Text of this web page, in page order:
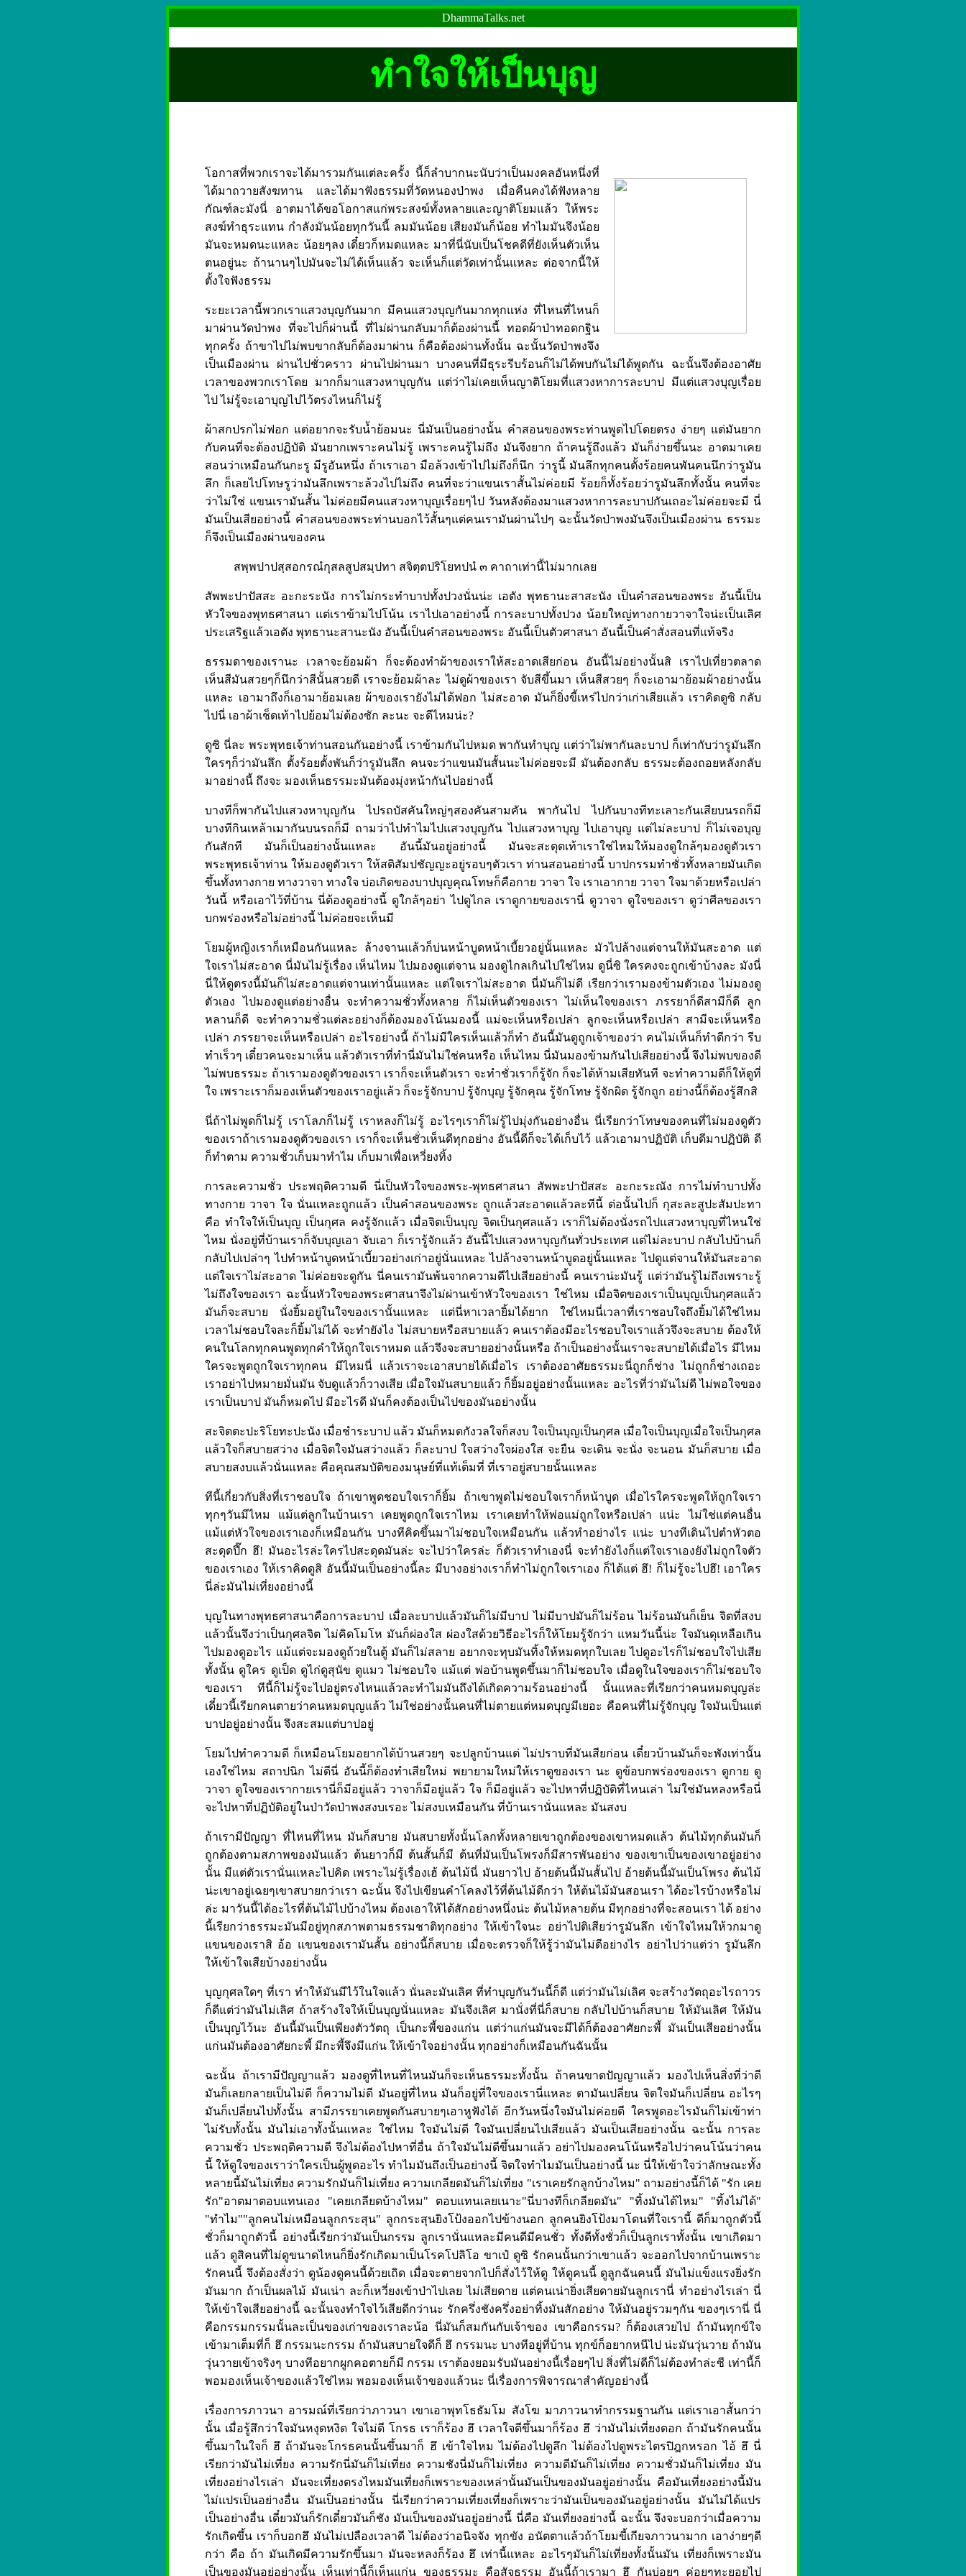
DhammaTalks.net
ทำใจให้เป็นบุญ
โอกาสที่พวกเราจะได้มารวมกันแต่ละครั้ง นี้ก็ลำบากนะนับว่าเป็นมงคลอันหนึ่งที่
ได้มาถวายสังฆทาน และได้มาฟังธรรมที่วัดหนองป่าพง เมื่อคืนคงได้ฟังหลาย
กัณฑ์ละมังนี่ อาตมาได้ขอโอกาสแก่พระสงฆ์ทั้งหลายและญาติโยมแล้ว ให้พระ
สงฆ์ทำธุระแทน กำลังมันน้อยทุกวันนี้ ลมมันน้อย เสียงมันก็น้อย ทำไมมันจึงน้อย
มันจะหมดนะแหละ น้อยๆลง เดี๋ยวก็หมดแหละ มาที่นี่นับเป็นโชคดีที่ยังเห็นตัวเห็น
ตนอยู่นะ ถ้านานๆไปมันจะไม่ได้เห็นแล้ว จะเห็นก็แต่วัดเท่านั้นแหละ ต่อจากนี้ให้
ตั้งใจฟังธรรม
ระยะเวลานี้พวกเราแสวงบุญกันมาก มีคนแสวงบุญกันมากทุกแห่ง ที่ไหนที่ไหนก็
มาผ่านวัดป่าพง ที่จะไปก็ผ่านนี้ ที่ไม่ผ่านกลับมาก็ต้องผ่านนี้ ทอดผ้าป่าทอดกฐิน
ทุกครั้ง ถ้าขาไปไม่พบขากลับก็ต้องมาผ่าน ก็คือต้องผ่านทั้งนั้น ฉะนั้นวัดป่าพงจึง
เป็นเมืองผ่าน ผ่านไปชั่วคราว ผ่านไปผ่านมา บางคนที่มีธุระรีบร้อนก็ไม่ได้พบกันไม่ได้พูดกัน ฉะนั้นจึงต้องอาศัย
เวลาของพวกเราโดย มากก็มาแสวงหาบุญกัน แต่ว่าไม่เคยเห็นญาติโยมที่แสวงหาการละบาป มีแต่แสวงบุญเรื่อย
ไป ไม่รู้จะเอาบุญไปไว้ตรงไหนก็ไม่รู้
ผ้าสกปรกไม่ฟอก แต่อยากจะรับน้ำย้อมนะ นี่มันเป็นอย่างนั้น คำสอนของพระท่านพูดไปโดยตรง ง่ายๆ แต่มันยาก
กับคนที่จะต้องปฏิบัติ มันยากเพราะคนไม่รู้ เพราะคนรู้ไม่ถึง มันจึงยาก ถ้าคนรู้ถึงแล้ว มันก็ง่ายขึ้นนะ อาตมาเคย
สอนว่าเหมือนกันกะรู มีรูอันหนึ่ง ถ้าเราเอา มือล้วงเข้าไปไม่ถึงก็นึก ว่ารูนี้ มันลึกทุกคนตั้งร้อยคนพันคนนึกว่ารูมัน
ลึก ก็เลยไปโทษรูว่ามันลึกเพราะล้วงไปไม่ถึง คนที่จะว่าแขนเราสั้นไม่ค่อยมี ร้อยก็ทั้งร้อยว่ารูมันลึกทั้งนั้น คนที่จะ
ว่าไม่ใช่ แขนเรามันสั้น ไม่ค่อยมีคนแสวงหาบุญเรื่อยๆไป วันหลังต้องมาแสวงหาการละบาปกันเถอะไม่ค่อยจะมี นี่
มันเป็นเสียอย่างนี้ คำสอนของพระท่านบอกไว้สั้นๆแต่คนเรามันผ่านไปๆ ฉะนั้นวัดป่าพงมันจึงเป็นเมืองผ่าน ธรรมะ
ก็จึงเป็นเมืองผ่านของคน
สพฺพปาปสฺสอกรณํกุสลสูปสมฺปทา สจิตฺตปริโยทปนํ ๓ คาถาเท่านี้ไม่มากเลย
สัพพะปาปัสสะ อะกะระนัง การไม่กระทำบาปทั้งปวงนั่นน่ะ เอตัง พุทธานะสาสะนัง เป็นคำสอนของพระ อันนี้เป็น
หัวใจของพุทธศาสนา แต่เราข้ามไปโน้น เราไปเอาอย่างนี้ การละบาปทั้งปวง น้อยใหญ่ทางกายวาจาใจน่ะเป็นเลิศ
ประเสริฐแล้วเอตัง พุทธานะสานะนัง อันนี้เป็นคำสอนของพระ อันนี้เป็นตัวศาสนา อันนี้เป็นคำสั่งสอนที่แท้จริง
ธรรมดาของเรานะ เวลาจะย้อมผ้า ก็จะต้องทำผ้าของเราให้สะอาดเสียก่อน อันนี้ไม่อย่างนั้นสิ เราไปเที่ยวตลาด
เห็นสีมันสวยๆก็นึกว่าสีนั้นสวยดี เราจะย้อมผ้าละ ไม่ดูผ้าของเรา จับสีขึ้นมา เห็นสีสวยๆ ก็จะเอามาย้อมผ้าอย่างนั้น
แหละ เอามาถึงก็เอามาย้อมเลย ผ้าของเรายังไม่ได้ฟอก ไม่สะอาด มันก็ยิ่งขี้เหร่ไปกว่าเก่าเสียแล้ว เราคิดดูซิ กลับ
ไปนี่ เอาผ้าเช็ดเท้าไปย้อมไม่ต้องซัก ละนะ จะดีไหมน่ะ?
ดูซิ นี่ละ พระพุทธเจ้าท่านสอนกันอย่างนี้ เราข้ามกันไปหมด พากันทำบุญ แต่ว่าไม่พากันละบาป ก็เท่ากับว่ารูมันลึก
ใครๆก็ว่ามันลึก ตั้งร้อยตั้งพันก็ว่ารูมันลึก คนจะว่าแขนมันสั้นนะไม่ค่อยจะมี มันต้องกลับ ธรรมะต้องถอยหลังกลับ
มาอย่างนี้ ถึงจะ มองเห็นธรรมะมันต้องมุ่งหน้ากันไปอย่างนี้
บางทีก็พากันไปแสวงหาบุญกัน ไปรถบัสคันใหญ่ๆสองคันสามคัน พากันไป ไปกันบางทีทะเลาะกันเสียบนรถก็มี
บางทีกินเหล้าเมากันบนรถก็มี ถามว่าไปทำไมไปแสวงบุญกัน ไปแสวงหาบุญ ไปเอาบุญ แต่ไม่ละบาป ก็ไม่เจอบุญ
กันสักที มันก็เป็นอย่างนั้นแหละ อันนี้มันอยู่อย่างนี้ มันจะสะดุดเท้าเราใช่ไหมให้มองดูใกล้ๆมองดูตัวเรา
พระพุทธเจ้าท่าน ให้มองดูตัวเรา ให้สติสัมปชัญญะอยู่รอบๆตัวเรา ท่านสอนอย่างนี้ บาปกรรมทำชั่วทั้งหลายมันเกิด
ขึ้นทั้งทางกาย ทางวาจา ทางใจ บ่อเกิดของบาปบุญคุณโทษก็คือกาย วาจา ใจ เราเอากาย วาจา ใจมาด้วยหรือเปล่า
วันนี้ หรือเอาไว้ที่บ้าน นี่ต้องดูอย่างนี้ ดูใกล้ๆอย่า ไปดูไกล เราดูกายของเรานี่ ดูวาจา ดูใจของเรา ดูว่าศีลของเรา
บกพร่องหรือไม่อย่างนี้ ไม่ค่อยจะเห็นมี
โยมผู้หญิงเราก็เหมือนกันแหละ ล้างจานแล้วก็บ่นหน้าบูดหน้าเบี้ยวอยู่นั้นแหละ มัวไปล้างแต่จานให้มันสะอาด แต่
ใจเราไม่สะอาด นี่มันไม่รู้เรื่อง เห็นไหม ไปมองดูแต่จาน มองดูไกลเกินไปใช่ไหม ดูนี่ซิ ใครคงจะถูกเข้าบ้างละ มังนี่
นี่ให้ดูตรงนี้มันก็ไม่สะอาดแต่จานเท่านั้นแหละ แต่ใจเราไม่สะอาด นี่มันก็ไม่ดี เรียกว่าเรามองข้ามตัวเอง ไม่มองดู
ตัวเอง ไปมองดูแต่อย่างอื่น จะทำความชั่วทั้งหลาย ก็ไม่เห็นตัวของเรา ไม่เห็นใจของเรา ภรรยาก็ดีสามีก็ดี ลูก
หลานก็ดี จะทำความชั่วแต่ละอย่างก็ต้องมองโน้นมองนี้ แม่จะเห็นหรือเปล่า ลูกจะเห็นหรือเปล่า สามีจะเห็นหรือ
เปล่า ภรรยาจะเห็นหรือเปล่า อะไรอย่างนี้ ถ้าไม่มีใครเห็นแล้วก็ทำ อันนี้มันดูถูกเจ้าของว่า คนไม่เห็นก็ทำดีกว่า รีบ
ทำเร็วๆ เดี๋ยวคนจะมาเห็น แล้วตัวเราที่ทำนี่มันไม่ใช่คนหรือ เห็นไหม นี่มันมองข้ามกันไปเสียอย่างนี้ จึงไม่พบของดี
ไม่พบธรรมะ ถ้าเรามองดูตัวของเรา เราก็จะเห็นตัวเรา จะทำชั่วเราก็รู้จัก ก็จะได้ห้ามเสียทันที จะทำความดีก็ให้ดูที่
ใจ เพราะเราก็มองเห็นตัวของเราอยู่แล้ว ก็จะรู้จักบาป รู้จักบุญ รู้จักคุณ รู้จักโทษ รู้จักผิด รู้จักถูก อย่างนี้ก็ต้องรู้สึกสิ
นี่ถ้าไม่พูดก็ไม่รู้ เราโลภก็ไม่รู้ เราหลงก็ไม่รู้ อะไรๆเราก็ไม่รู้ไปมุ่งกันอย่างอื่น นี่เรียกว่าโทษของคนที่ไม่มองดูตัว
ของเราถ้าเรามองดูตัวของเรา เราก็จะเห็นชั่วเห็นดีทุกอย่าง อันนี้ดีก็จะได้เก็บไว้ แล้วเอามาปฏิบัติ เก็บดีมาปฏิบัติ ดี
ก็ทำตาม ความชั่วเก็บมาทำไม เก็บมาเพื่อเหวี่ยงทิ้ง
การละความชั่ว ประพฤติความดี นี่เป็นหัวใจของพระ-พุทธศาสนา สัพพะปาปัสสะ อะกะระณัง การไม่ทำบาปทั้ง
ทางกาย วาจา ใจ นั่นแหละถูกแล้ว เป็นคำสอนของพระ ถูกแล้วสะอาดแล้วละทีนี้ ต่อนั้นไปก็ กุสะละสูปะสัมปะทา
คือ ทำใจให้เป็นบุญ เป็นกุศล คงรู้จักแล้ว เมื่อจิตเป็นบุญ จิตเป็นกุศลแล้ว เราก็ไม่ต้องนั่งรถไปแสวงหาบุญที่ไหนใช่
ไหม นั่งอยู่ที่บ้านเราก็จับบุญเอา จับเอา ก็เรารู้จักแล้ว อันนี้ไปแสวงหาบุญกันทั่วประเทศ แต่ไม่ละบาป กลับไปบ้านก็
กลับไปเปล่าๆ ไปทำหน้าบูดหน้าเบี้ยวอย่างเก่าอยู่นั่นแหละ ไปล้างจานหน้าบูดอยู่นั้นแหละ ไปดูแต่จานให้มันสะอาด
แต่ใจเราไม่สะอาด ไม่ค่อยจะดูกัน นี่คนเรามันพ้นจากความดีไปเสียอย่างนี้ คนเราน่ะมันรู้ แต่ว่ามันรู้ไม่ถึงเพราะรู้
ไม่ถึงใจของเรา ฉะนั้นหัวใจของพระศาสนาจึงไม่ผ่านเข้าหัวใจของเรา ใช่ไหม เมื่อจิตของเราเป็นบุญเป็นกุศลแล้ว
มันก็จะสบาย นั่งยิ้มอยู่ในใจของเรานั้นแหละ แต่นี่หาเวลายิ้มได้ยาก ใช่ไหมนี่เวลาที่เราชอบใจถึงยิ้มได้ใช่ไหม
เวลาไม่ชอบใจละก็ยิ้มไม่ได้ จะทำยังไง ไม่สบายหรือสบายแล้ว คนเราต้องมีอะไรชอบใจเราแล้วจึงจะสบาย ต้องให้
คนในโลกทุกคนพูดทุกคำให้ถูกใจเราหมด แล้วจึงจะสบายอย่างนั้นหรือ ถ้าเป็นอย่างนั้นเราจะสบายได้เมื่อไร มีไหม
ใครจะพูดถูกใจเราทุกคน มีไหมนี่ แล้วเราจะเอาสบายได้เมื่อไร เราต้องอาศัยธรรมะนี่ถูกก็ช่าง ไม่ถูกก็ช่างเถอะ
เราอย่าไปหมายมั่นมัน จับดูแล้วก็วางเสีย เมื่อใจมันสบายแล้ว ก็ยิ้มอยู่อย่างนั้นแหละ อะไรที่ว่ามันไม่ดี ไม่พอใจของ
เราเป็นบาป มันก็หมดไป มีอะไรดี มันก็คงต้องเป็นไปของมันอย่างนั้น
สะจิตตะปะริโยทะปะนัง เมื่อชำระบาป แล้ว มันก็หมดกังวลใจก็สงบ ใจเป็นบุญเป็นกุศล เมื่อใจเป็นบุญเมื่อใจเป็นกุศล
แล้วใจก็สบายสว่าง เมื่อจิตใจมันสว่างแล้ว ก็ละบาป ใจสว่างใจผ่องใส จะยืน จะเดิน จะนั่ง จะนอน มันก็สบาย เมื่อ
สบายสงบแล้วนั่นแหละ คือคุณสมบัติของมนุษย์ที่แท้เต็มที่ ที่เราอยู่สบายนั้นแหละ
ทีนี้เกี่ยวกับสิ่งที่เราชอบใจ ถ้าเขาพูดชอบใจเราก็ยิ้ม ถ้าเขาพูดไม่ชอบใจเราก็หน้าบูด เมื่อไรใครจะพูดให้ถูกใจเรา
ทุกๆวันมีไหม แม้แต่ลูกในบ้านเรา เคยพูดถูกใจเราไหม เราเคยทำให้พ่อแม่ถูกใจหรือเปล่า แน่ะ ไม่ใช่แต่คนอื่น
แม้แต่หัวใจของเราเองก็เหมือนกัน บางทีคิดขึ้นมาไม่ชอบใจเหมือนกัน แล้วทำอย่างไร แน่ะ บางทีเดินไปตำหัวตอ
สะดุดปึ๊ก ฮึ! มันอะไรล่ะใครไปสะดุดมันล่ะ จะไปว่าใครล่ะ ก็ตัวเราทำเองนี่ จะทำยังไงก็แต่ใจเราเองยังไม่ถูกใจตัว
ของเราเอง ให้เราคิดดูสิ อันนี้มันเป็นอย่างนี้ละ มีบางอย่างเราก็ทำไม่ถูกใจเราเอง ก็ได้แต่ ฮึ! ก็ไม่รู้จะไปฮึ! เอาใคร
นี่ล่ะมันไม่เที่ยงอย่างนี้
บุญในทางพุทธศาสนาคือการละบาป เมื่อละบาปแล้วมันก็ไม่มีบาป ไม่มีบาปมันก็ไม่ร้อน ไม่ร้อนมันก็เย็น จิตที่สงบ
แล้วนั้นจึงว่าเป็นกุศลจิต ไม่คิดโมโห มันก็ผ่องใส ผ่องใสด้วยวิธีอะไรก็ให้โยมรู้จักว่า แหมวันนี้น่ะ ใจมันดุเหลือเกิน
ไปมองดูอะไร แม้แต่จะมองดูถ้วยในตู้ มันก็ไม่สลาย อยากจะทุบมันทิ้งให้หมดทุกใบเลย ไปดูอะไรก็ไม่ชอบใจไปเสีย
ทั้งนั้น ดูใคร ดูเป็ด ดูไก่ดูสุนัข ดูแมว ไม่ชอบใจ แม้แต่ พ่อบ้านพูดขึ้นมาก็ไม่ชอบใจ เมื่อดูในใจของเราก็ไม่ชอบใจ
ของเรา ทีนี้ก็ไม่รู้จะไปอยู่ตรงไหนแล้วละทำไมมันถึงได้เกิดความร้อนอย่างนี้ นั้นแหละที่เรียกว่าคนหมดบุญล่ะ
เดี๋ยวนี้เรียกคนตายว่าคนหมดบุญแล้ว ไม่ใช่อย่างนั้นคนที่ไม่ตายแต่หมดบุญมีเยอะ คือคนที่ไม่รู้จักบุญ ใจมันเป็นแต่
บาปอยู่อย่างนั้น จึงสะสมแต่บาปอยู่
โยมไปทำความดี ก็เหมือนโยมอยากได้บ้านสวยๆ จะปลูกบ้านแต่ ไม่ปราบที่มันเสียก่อน เดี๋ยวบ้านมันก็จะพังเท่านั้น
เองใช่ไหม สถาปนิก ไม่ดีนี่ อันนี้ก็ต้องทำเสียใหม่ พยายามใหม่ให้เราดูของเรา นะ ดูข้อบกพร่องของเรา ดูกาย ดู
วาจา ดูใจของเรากายเรานี่ก็มีอยู่แล้ว วาจาก็มีอยู่แล้ว ใจ ก็มีอยู่แล้ว จะไปหาที่ปฏิบัติที่ไหนเล่า ไม่ใช่มันหลงหรือนี่
จะไปหาที่ปฏิบัติอยู่ในป่าวัดป่าพงสงบเรอะ ไม่สงบเหมือนกัน ที่บ้านเรานั่นแหละ มันสงบ
ถ้าเรามีปัญญา ที่ไหนที่ไหน มันก็สบาย มันสบายทั้งนั้นโลกทั้งหลายเขาถูกต้องของเขาหมดแล้ว ต้นไม้ทุกต้นมันก็
ถูกต้องตามสภาพของมันแล้ว ต้นยาวก็มี ต้นสั้นก็มี ต้นที่มันเป็นโพรงก็มีสารพันอย่าง ของเขาเป็นของเขาอยู่อย่าง
นั้น มีแต่ตัวเรานั่นแหละไปคิด เพราะไม่รู้เรื่องเฮ้ ต้นไม้นี่ มันยาวไป อ้ายต้นนี้มันสั้นไป อ้ายต้นนี้มันเป็นโพรง ต้นไม้
น่ะเขาอยู่เฉยๆเขาสบายกว่าเรา ฉะนั้น จึงไปเขียนคำโคลงไว้ที่ต้นไม้ดีกว่า ให้ต้นไม้มันสอนเรา ได้อะไรบ้างหรือไม่
ล่ะ มาวันนี้ได้อะไรที่ต้นไม้ไปบ้างไหม ต้องเอาให้ได้สักอย่างหนึ่งน่ะ ต้นไม้หลายต้น มีทุกอย่างที่จะสอนเรา ได้ อย่าง
นี้เรียกว่าธรรมะมันมีอยู่ทุกสภาพตามธรรมชาติทุกอย่าง ให้เข้าใจนะ อย่าไปติเสียว่ารูมันลึก เข้าใจไหมให้วกมาดู
แขนของเราสิ อ้อ แขนของเรามันสั้น อย่างนี้ก็สบาย เมื่อจะตรวจก็ให้รู้ว่ามันไม่ดีอย่างไร อย่าไปว่าแต่ว่า รูมันลึก
ให้เข้าใจเสียบ้างอย่างนั้น
บุญกุศลใดๆ ที่เรา ทำให้มันมีไว้ในใจแล้ว นั่นละมันเลิศ ที่ทำบุญกันวันนี้ก็ดี แต่ว่ามันไม่เลิศ จะสร้างวัตถุอะไรถาวร
ก็ดีแต่ว่ามันไม่เลิศ ถ้าสร้างใจให้เป็นบุญนั่นแหละ มันจึงเลิศ มานั่งที่นี่ก็สบาย กลับไปบ้านก็สบาย ให้มันเลิศ ให้มัน
เป็นบุญไว้นะ อันนี้มันเป็นเพียงตัววัตถุ เป็นกะพี้ของแก่น แต่ว่าแก่นมันจะมีได้ก็ต้องอาศัยกะพี้ มันเป็นเสียอย่างนั้น
แก่นมันต้องอาศัยกะพี้ มีกะพี้จึงมีแก่น ให้เข้าใจอย่างนั้น ทุกอย่างก็เหมือนกันฉันนั้น
ฉะนั้น ถ้าเรามีปัญญาแล้ว มองดูที่ไหนที่ไหนมันก็จะเห็นธรรมะทั้งนั้น ถ้าคนขาดปัญญาแล้ว มองไปเห็นสิ่งที่ว่าดี
มันก็เลยกลายเป็นไม่ดี ก็ความไม่ดี มันอยู่ที่ไหน มันก็อยู่ที่ใจของเรานี่แหละ ตามันเปลี่ยน จิตใจมันก็เปลี่ยน อะไรๆ
มันก็เปลี่ยนไปทั้งนั้น สามีภรรยาเคยพูดกันสบายๆเอาหูฟังได้ อีกวันหนึ่งใจมันไม่ค่อยดี ใครพูดอะไรมันก็ไม่เข้าท่า
ไม่รับทั้งนั้น มันไม่เอาทั้งนั้นแหละ ใช่ไหม ใจมันไม่ดี ใจมันเปลี่ยนไปเสียแล้ว มันเป็นเสียอย่างนั้น ฉะนั้น การละ
ความชั่ว ประพฤติความดี จึงไม่ต้องไปหาที่อื่น ถ้าใจมันไม่ดีขึ้นมาแล้ว อย่าไปมองคนโน้นหรือไปว่าคนโน้นว่าคน
นี้ ให้ดูใจของเราว่าใครเป็นผู้พูดอะไร ทำไมมันถึงเป็นอย่างนี้ จิตใจทำไมมันเป็นอย่างนี้ นะ นี่ให้เข้าใจว่าลักษณะทั้ง
หลายนี้มันไม่เที่ยง ความรักมันก็ไม่เที่ยง ความเกลียดมันก็ไม่เที่ยง "เราเคยรักลูกบ้างไหม" ถามอย่างนี้ก็ได้ "รัก เคย
รัก"อาตมาตอบแทนเอง "เคยเกลียดบ้างไหม" ตอบแทนเลยเนาะ"นี่บางทีก็เกลียดมัน" "ทิ้งมันได้ไหม" "ทิ้งไม่ได้"
"ทำไม""ลูกคนไม่เหมือนลูกกระสุน" ลูกกระสุนยิงโป้งออกไปข้างนอก ลูกคนยิงโป้งมาโดนที่ใจเรานี้ ดีก็มาถูกตัวนี้
ชั่วก็มาถูกตัวนี้ อย่างนี้เรียกว่ามันเป็นกรรม ลูกเรานั่นแหละมีคนดีมีคนชั่ว ทั้งดีทั้งชั่วก็เป็นลูกเราทั้งนั้น เขาเกิดมา
แล้ว ดูสิคนที่ไม่ดูขนาดไหนก็ยิ่งรักเกิดมาเป็นโรคโปลิโอ ขาเป๋ ดูซิ รักคนนั้นกว่าเขาแล้ว จะออกไปจากบ้านเพราะ
รักคนนี้ จึงต้องสั่งว่า ดูน้องดูคนนี้ด้วยเถิด เมื่อจะตายจากไปก็สั่งไว้ให้ดู ให้ดูคนนี้ ดูลูกฉันคนนี้ มันไม่แข็งแรงยิ่งรัก
มันมาก ถ้าเป็นผลไม้ มันเน่า ละก็เหวี่ยงเข้าป่าไปเลย ไม่เสียดาย แต่คนเน่ายิ่งเสียดายมันลูกเรานี่ ทำอย่างไรเล่า นี่
ให้เข้าใจเสียอย่างนี้ ฉะนั้นจงทำใจไว้เสียดีกว่านะ รักครึ่งชังครึ่งอย่าทิ้งมันสักอย่าง ให้มันอยู่รวมๆกัน ของๆเรานี่ นี่
คือกรรมกรรมนั้นละเป็นของเก่าของเราละน้อ นี่มันก็สมกันกับเจ้าของ เขาคือกรรม? ก็ต้องเสวยไป ถ้ามันทุกข์ใจ
เข้ามาเต็มที่ก็ ฮึ กรรมนะกรรม ถ้ามันสบายใจดีก็ ฮึ กรรมนะ บางทีอยู่ที่บ้าน ทุกข์ก็อยากหนีไป น่ะมันวุ่นวาย ถ้ามัน
วุ่นวายเข้าจริงๆ บางทีอยากผูกคอตายก็มี กรรม เราต้องยอมรับมันอย่างนี้เรื่อยๆไป สิ่งที่ไม่ดีก็ไม่ต้องทำล่ะซี เท่านี้ก็
พอมองเห็นเจ้าของแล้วใช่ไหม พอมองเห็นเจ้าของแล้วนะ นี่เรื่องการพิจารณาสำคัญอย่างนี้
เรื่องการภาวนา อารมณ์ที่เรียกว่าภาวนา เขาเอาพุทโธธัมโม สังโฆ มาภาวนาทำกรรมฐานกัน แต่เราเอาสั้นกว่า
นั้น เมื่อรู้สึกว่าใจมันหงุดหงิด ใจไม่ดี โกรธ เราก็ร้อง ฮึ เวลาใจดีขึ้นมาก็ร้อง ฮึ ว่ามันไม่เที่ยงดอก ถ้ามันรักคนนั้น
ขึ้นมาในใจก็ ฮึ ถ้ามันจะโกรธคนนั้นขึ้นมาก็ ฮึ เข้าใจไหม ไม่ต้องไปดูลึก ไม่ต้องไปดูพระไตรปิฎกหรอก ไอ้ ฮึ นี่
เรียกว่ามันไม่เที่ยง ความรักนี่มันก็ไม่เที่ยง ความชังนี่มันก็ไม่เที่ยง ความดีมันก็ไม่เที่ยง ความชั่วมันก็ไม่เที่ยง มัน
เที่ยงอย่างไรเล่า มันจะเที่ยงตรงไหมมันเที่ยงก็เพราะของเหล่านั้นมันเป็นของมันอยู่อย่างนั้น คือมันเที่ยงอย่างนี้มัน
ไม่แปรเป็นอย่างอื่น มันเป็นอย่างนั้น นี่เรียกว่าความเที่ยงเที่ยงก็เพราะว่ามันเป็นของมันอยู่อย่างนั้น มันไม่ได้แปร
เป็นอย่างอื่น เดี๋ยวมันก็รักเดี๋ยวมันก็ชัง มันเป็นของมันอยู่อย่างนี้ นี่คือ มันเที่ยงอย่างนี้ ฉะนั้น จึงจะบอกว่าเมื่อความ
รักเกิดขึ้น เราก็บอกฮึ มันไม่เปลืองเวลาดี ไม่ต้องว่าอนิจจัง ทุกขัง อนัตตาแล้วถ้าโยมขี้เกียจภาวนามาก เอาง่ายๆดี
กว่า คือ ถ้า มันเกิดมีความรักขึ้นมา มันจะหลงก็ร้อง ฮึ เท่านี้แหละ อะไรๆมันก็ไม่เที่ยงทั้งนั้นมัน เที่ยงก็เพราะมัน
เป็นของมันอยู่อย่างนั้น เห็นเท่านี้ก็เห็นแก่น ของธรรมะ คือสัจธรรม อันนี้ถ้าเรามา ฮึ กันบ่อยๆ ค่อยๆทะยอยไป